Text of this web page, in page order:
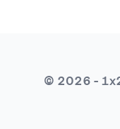
© 2026 -